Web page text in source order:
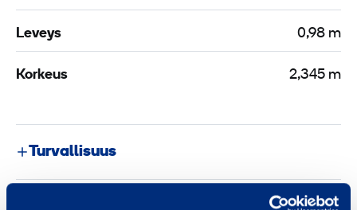
Leveys 0,98 m
Korkeus 2,345 m
Turvallisuus